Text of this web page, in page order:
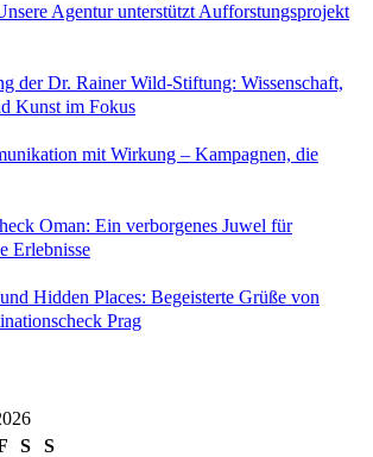
Agentur unterstützt Aufforstungsprojekt
der Dr. Rainer Wild-Stiftung: Wissenschaft,
Kunst im Fokus
mit Wirkung – Kampagnen, die
Oman: Ein verborgenes Juwel für
Erlebnisse
Hidden Places: Begeisterte Grüße von
Prag
S
S